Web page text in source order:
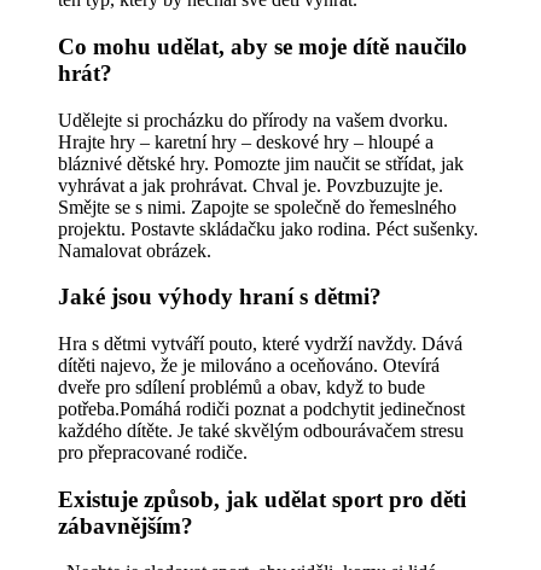
Co mohu udělat, aby se moje dítě naučilo
hrát?
Udělejte si procházku do přírody na vašem dvorku.
Hrajte hry – karetní hry – deskové hry – hloupé a
bláznivé dětské hry. Pomozte jim naučit se střídat, jak
vyhrávat a jak prohrávat. Chval je. Povzbuzujte je.
Smějte se s nimi. Zapojte se společně do řemeslného
projektu. Postavte skládačku jako rodina. Péct sušenky.
Namalovat obrázek.
Jaké jsou výhody hraní s dětmi?
Hra s dětmi vytváří pouto, které vydrží navždy. Dává
dítěti najevo, že je milováno a oceňováno. Otevírá
dveře pro sdílení problémů a obav, když to bude
potřeba.Pomáhá rodiči poznat a podchytit jedinečnost
každého dítěte. Je také skvělým odbourávačem stresu
pro přepracované rodiče.
Existuje způsob, jak udělat sport pro děti
zábavnějším?